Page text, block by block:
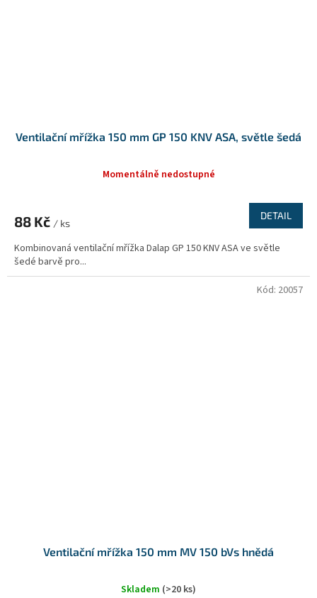
Ventilační mřížka 150 mm GP 150 KNV ASA, světle šedá
Momentálně nedostupné
88 Kč / ks
DETAIL
Kombinovaná ventilační mřížka Dalap GP 150 KNV ASA ve světle
šedé barvě pro...
Ventilační mřížka 150 mm MV 150 bVs hnědá
Skladem (>20 ks)
Kód: 20057